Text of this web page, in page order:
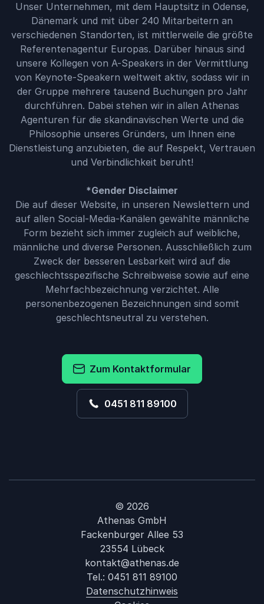
Unser Unternehmen, mit dem Hauptsitz in Odense,
Dänemark und mit über 240 Mitarbeitern an
verschiedenen Standorten, ist mittlerweile die größte
Referentenagentur Europas. Darüber hinaus sind
unsere Kollegen von A-Speakers in der Vermittlung
von Keynote-Speakern weltweit aktiv, sodass wir in
der Gruppe mehrere tausend Buchungen pro Jahr
durchführen. Dabei stehen wir in allen Athenas
Agenturen für die skandinavischen Werte und die
Philosophie unseres Gründers, um Ihnen eine
Dienstleistung anzubieten, die auf Respekt, Vertrauen
und Verbindlichkeit beruht!
*Gender Disclaimer
Die auf dieser Website, in unseren Newslettern und
auf allen Social-Media-Kanälen gewählte männliche
Form bezieht sich immer zugleich auf weibliche,
männliche und diverse Personen. Ausschließlich zum
Zweck der besseren Lesbarkeit wird auf die
geschlechtsspezifische Schreibweise sowie auf eine
Mehrfachbezeichnung verzichtet. Alle
personenbezogenen Bezeichnungen sind somit
geschlechtsneutral zu verstehen.
Zum Kontaktformular
0451 811 89100
© 2026
Athenas GmbH
Fackenburger Allee 53
23554 Lübeck
kontakt@athenas.de
Tel.: 0451 811 89100
Datenschutzhinweis